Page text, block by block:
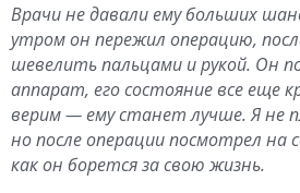
Врачи не давали ему больших
утром он пережил операцию,
шевелить пальцами и рукой. Он
аппарат, его состояние все еще
верим — ему станет лучше. Я не
но после операции посмотрел на
как он борется за свою жизнь.